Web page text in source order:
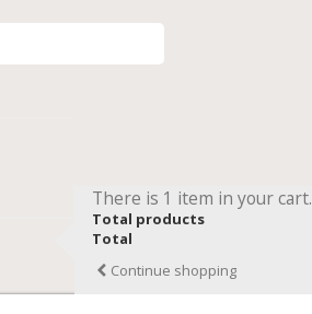
There is 1 item in your cart.
Total products
Total
Continue shopping